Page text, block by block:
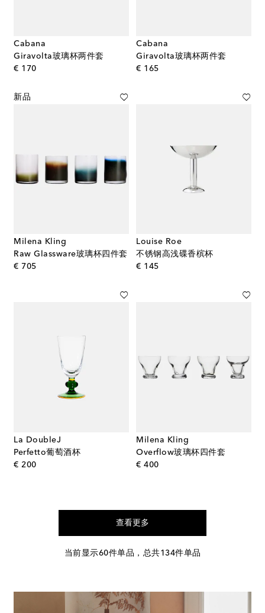
Cabana
Giravolta玻璃杯两件套
€ 170original price
Cabana
Giravolta玻璃杯两件套
€ 165original price
新品
Milena Kling
Raw Glassware玻璃杯四件套
€ 705original price
Louise Roe
不锈钢高浅碟香槟杯
€ 145original price
La DoubleJ
Perfetto葡萄酒杯
€ 200original price
Milena Kling
Overflow玻璃杯四件套
€ 400original price
查看更多
当前显示60件单品，总共134件单品